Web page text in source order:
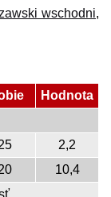
wschodni,
Hodnota
2,2
10,4